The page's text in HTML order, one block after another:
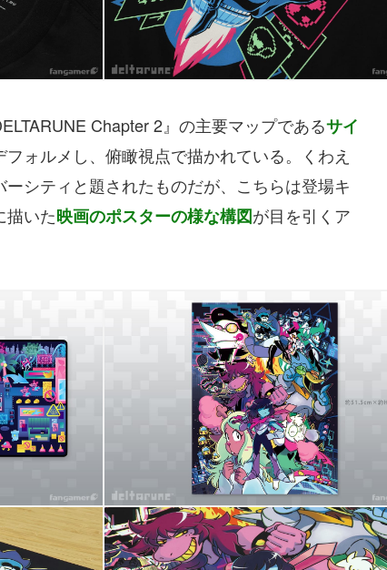
Chapter 2』の主要マップであるサイ
フォルメし、俯瞰視点で描かれている。くわえ
ーシティと題されたものだが、こちらは登場キ
描いた映画のポスターの様な構図が目を引くア